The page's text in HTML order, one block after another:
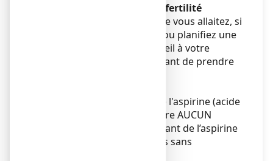
Grossesse, allaitement et fertilité
Si vous êtes enceinte ou que vous allaitez, si
vous pensez être enceinte ou planifiez une
grossesse, demandez conseil à votre
médecin ou pharmacien avant de prendre
Ce médicament contient de l'aspirine (acide
acétylsalicylique). Ne prendre AUCUN
AUTRE médicament contenant de l’aspirine
(y compris les médicaments sans